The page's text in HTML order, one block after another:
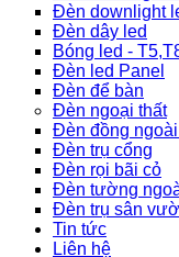
Đèn downlight
Đèn dây led
Bóng led -
Đèn led Panel
Đèn để bàn
Đèn ngoại thất
Đèn đồng
Đèn trụ cổng
Đèn rọi bãi cỏ
Đèn tường
Đèn trụ sân
Tin tức
Liên hệ